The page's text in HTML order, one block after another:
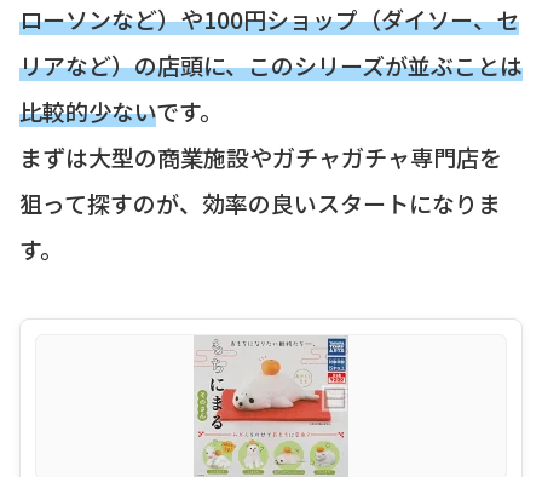
ローソンなど）や100円ショップ（ダイソー、セ
リアなど）の店頭に、このシリーズが並ぶことは
比較的少ないです。
まずは大型の商業施設やガチャガチャ専門店を
狙って探すのが、効率の良いスタートになりま
す。